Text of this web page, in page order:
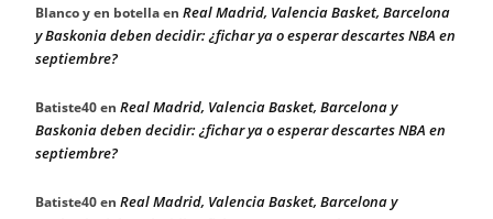
Blanco y en botellaen Real Madrid, Valencia Basket, Barcelona
y Baskonia deben decidir: ¿fichar ya o esperar descartes NBA en
septiembre?
Batiste40en Real Madrid, Valencia Basket, Barcelona y
Baskonia deben decidir: ¿fichar ya o esperar descartes NBA en
septiembre?
Batiste40en Real Madrid, Valencia Basket, Barcelona y